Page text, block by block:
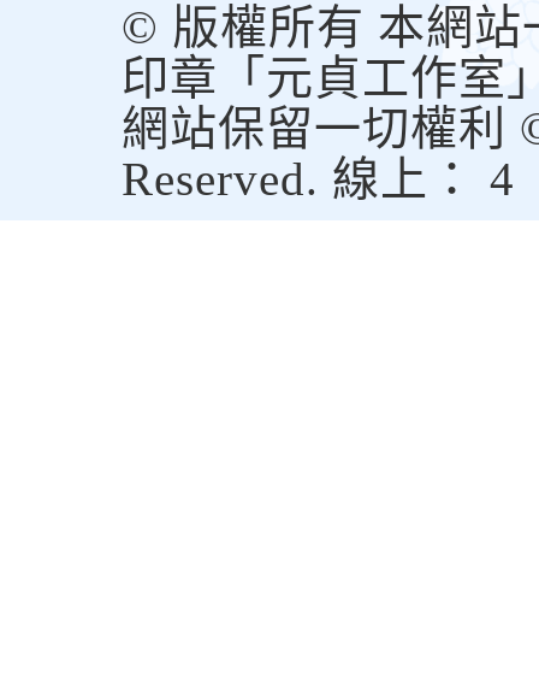
© 版權所有 本網站
印章「元貞工作室
網站保留一切權利
Reserved. 線上： 4